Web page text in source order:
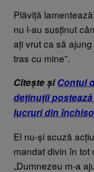
Plăviță
nu l-au susținut
ați vrut ca să
tras cu mine”.
Citește șiContul
deținuții
lucruri din
El nu-și scuză
mandat divin în tot
„Dumnezeu m-a